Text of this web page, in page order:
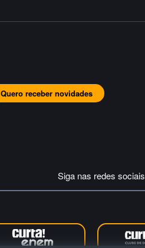
Quero receber novidades
Siga nas redes sociais